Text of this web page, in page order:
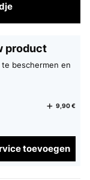
product
beschermen en
9,90 €
toevoegen